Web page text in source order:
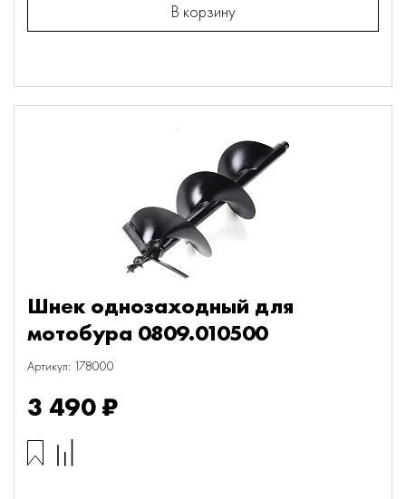
В корзину
Шнек однозаходный для
мотобура 0809.010500
Артикул: 178000
3 490 ₽